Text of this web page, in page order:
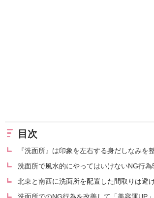
目次
『洗面所』は印象を左右する身だしなみを
洗面所で風水的にやってはいけないNG行為
北東と南西に洗面所を配置した間取りは避